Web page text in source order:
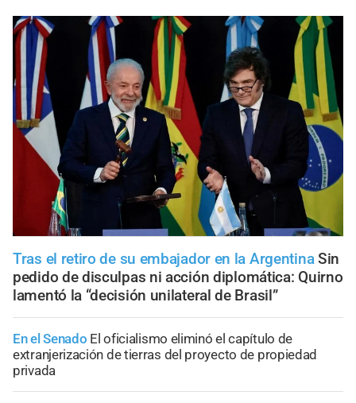
Tras el retiro de su embajador en la Argentina Sin
pedido de disculpas ni acción diplomática: Quirno
lamentó la “decisión unilateral de Brasil”
En el Senado El oficialismo eliminó el capítulo de
extranjerización de tierras del proyecto de propiedad
privada